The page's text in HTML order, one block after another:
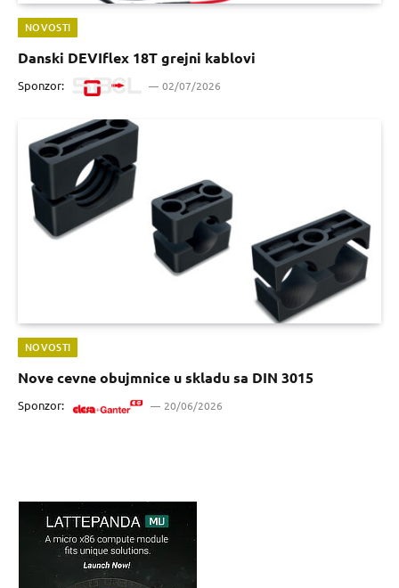
NOVOSTI
Danski DEVIflex 18T grejni kablovi
Sponzor: 02/07/2026
NOVOSTI
Nove cevne obujmnice u skladu sa DIN 3015
Sponzor: 20/06/2026